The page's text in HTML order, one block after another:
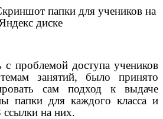
папки для учеников на
Яндекс диске
с проблемой доступа учеников
занятий, было принято
сам подход к выдаче
папки для каждого класса и
на них.